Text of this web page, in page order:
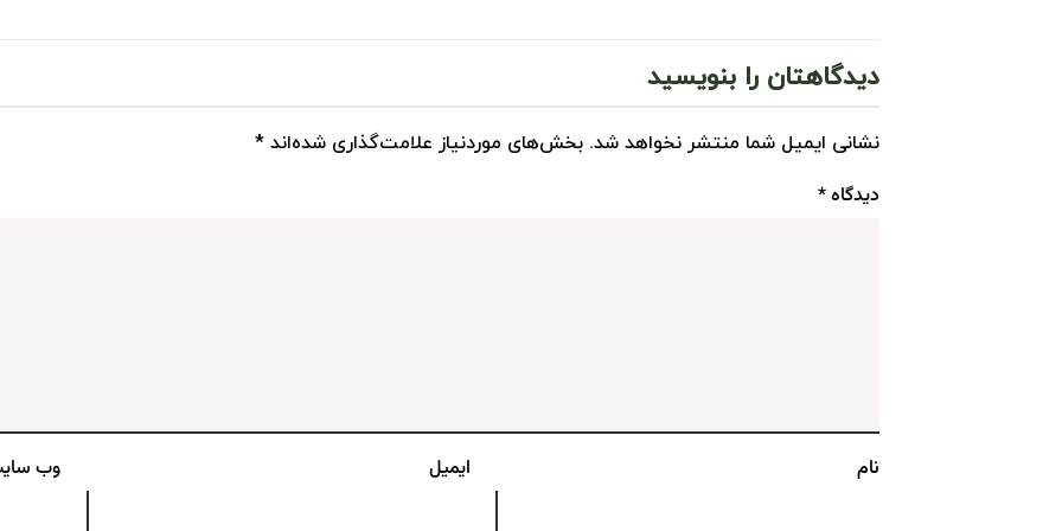
دیدگاهتان را بنویسید
نشانی ایمیل شما منتشر نخواهد شد. بخش‌های موردنیاز علامت‌گذاری شده‌اند *
دیدگاه*
نام ایمیل وب‌